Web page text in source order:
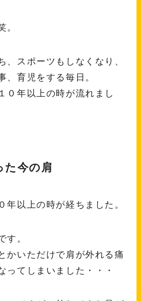
。
、スポーツもしなくなり、
、育児をする毎日。
０年以上の時が流れまし
た今の肩
年以上の時が経ちました。
す。
かいただけで肩が外れる痛
ってしまいました・・・